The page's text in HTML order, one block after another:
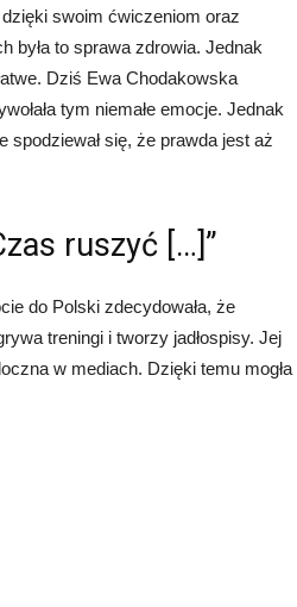
swoim ćwiczeniom oraz
była to sprawa zdrowia. Jednak
Dziś Ewa Chodakowska
tym niemałe emocje. Jednak
spodziewał się, że prawda jest aż
ruszyć […]”
do Polski zdecydowała, że
treningi i tworzy jadłospisy. Jej
w mediach. Dzięki temu mogła